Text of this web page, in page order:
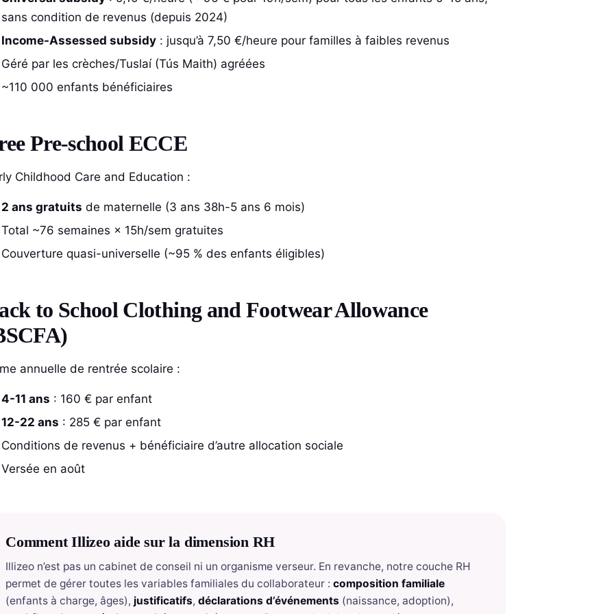
sans condition de revenus (depuis 2024)
Income-Assessed subsidy : jusqu’à 7,50 €/heure pour familles à faibles revenus
Géré par les crèches/Tuslaí (Tús Maith) agréées
~110 000 enfants bénéficiaires
Pre-school ECCE
Childhood Care and Education :
2 ans gratuits de maternelle (3 ans 38h-5 ans 6 mois)
Total ~76 semaines × 15h/sem gratuites
Couverture quasi-universelle (~95 % des enfants éligibles)
to School Clothing and Footwear Allowance
annuelle de rentrée scolaire :
4-11 ans : 160 € par enfant
12-22 ans : 285 € par enfant
Conditions de revenus + bénéficiaire d’autre allocation sociale
Versée en août
Comment Illizeo aide sur la dimension RH
Illizeo n’est pas un cabinet de conseil ni un organisme verseur. En revanche, notre couche RH
permet de gérer toutes les variables familiales du collaborateur : composition familiale
(enfants à charge, âges), justificatifs, déclarations d’événements (naissance, adoption),